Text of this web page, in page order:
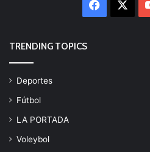
TRENDING TOPICS
Deportes
Fútbol
LA PORTADA
Voleybol